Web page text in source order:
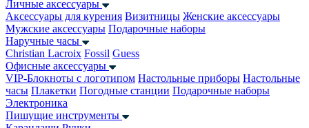
Личные аксессуары
Аксессуары для курения Визитницы Женские аксессуары
Мужские аксессуары Подарочные наборы
Наручные часы
Christian Lacroix Fossil Guess
Офисные аксессуары
VIP-Блокноты с логотипом Настольные приборы Настольные
часы Плакетки Погодные станции Подарочные наборы
Электроника
Пишущие инструменты